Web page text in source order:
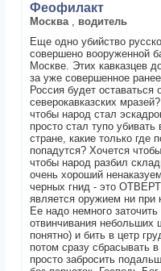
Феофилакт
Москва
водитель
Еще одно убийство
совершено вооруженной
Москве. Этих кавказцев
за уже совершенное
Россия будет оставаться
северокавказских
чтобы народ стал
просто стал тупо убивать
стране, какие только где
попадутся? Хочется
чтобы народ разбил
очень хороший
черных гнид - это
является оружием ни при
Ее надо немного
отвинчивания небольших
понятно) и бить в цетр
потом сразу сбрасывать
просто забросить